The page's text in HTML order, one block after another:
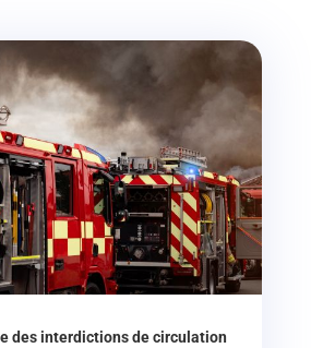
des interdictions de circulation